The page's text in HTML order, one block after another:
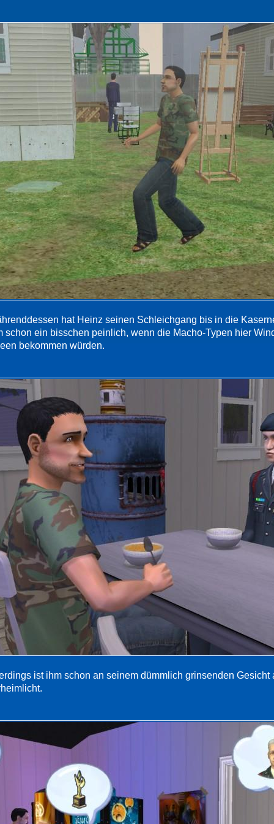
hat Heinz seinen Schleichgang bis in die
schon ein bisschen peinlich, wenn die Macho-Typen hier
bekommen würden.
ist ihm schon an seinem dümmlich grinsenden